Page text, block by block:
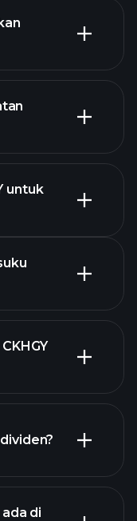
kami
untuk
di